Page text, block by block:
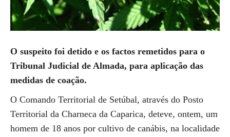
O suspeito foi detido e os factos remetidos para o
Tribunal Judicial de Almada, para aplicação das
medidas de coação.
O Comando Territorial de Setúbal, através do Posto
Territorial da Charneca da Caparica, deteve, ontem, um
homem de 18 anos por cultivo de canábis, na localidade